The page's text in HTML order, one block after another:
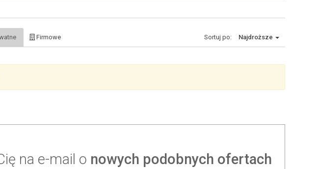
Firmowe Sortuj po: Najdroższe
na e-mail o nowych podobnych ofertach